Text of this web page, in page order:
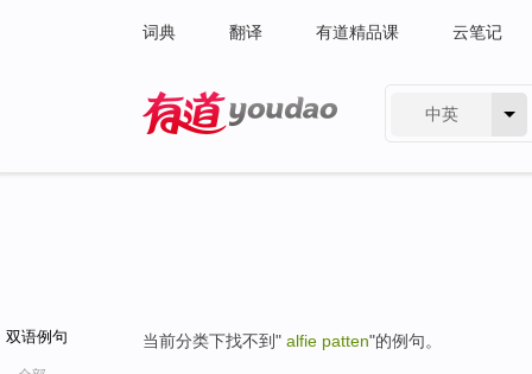
词典 翻译 有道精品课 云笔记
中英
双语例句 当前分类下找不到" alfie patten"的例句。